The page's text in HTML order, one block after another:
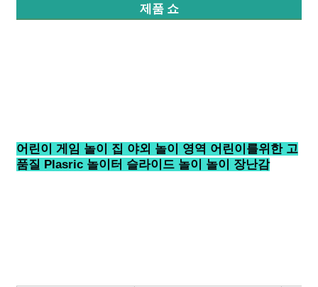
뉴스
제품 쇼
어린이 게임 놀이 집 야외 놀이 영역 어린이를위한 고
품질 Plasric 놀이터 슬라이드 놀이 놀이 장난감